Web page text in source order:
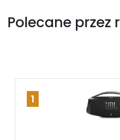
Polecane przez
1